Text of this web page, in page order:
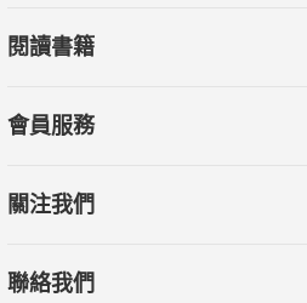
閱讀書籍
會員服務
關注我們
聯絡我們